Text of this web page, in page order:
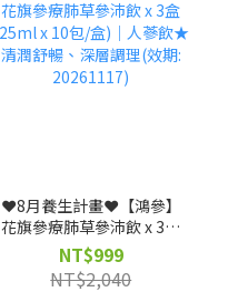
❤️8月養生計畫❤️【鴻參】
花旗參療肺草參沛飲 x 3盒
(25ml x 10包/盒)｜人蔘飲
★清潤舒暢、深層調理(效
期: 20261117)
NT$999
NT$2,040